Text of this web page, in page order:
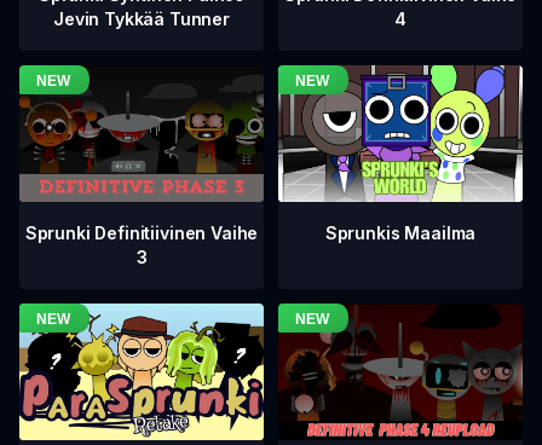
Jevin Tykkää Tunner
4
Sprunki Definitiivinen Vaihe
3
Sprunkis Maailma